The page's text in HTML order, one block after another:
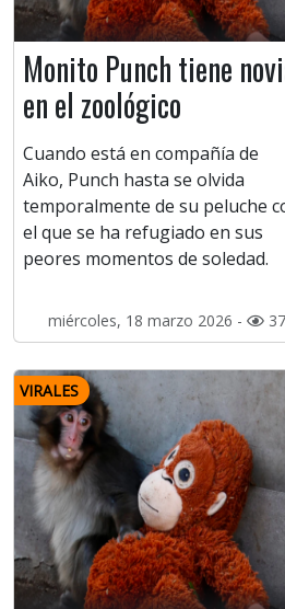
Monito Punch tiene
en el zoológico
Cuando está en compañía de
Aiko, Punch hasta se olvida
temporalmente de su peluche
el que se ha refugiado en sus
peores momentos de soledad.
miércoles, 18 marzo 2026 -
VIRALES